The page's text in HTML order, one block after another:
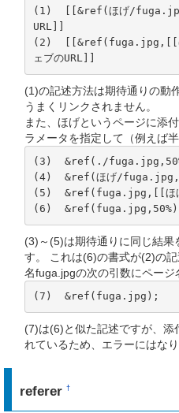
(1)  [[&ref(ほげ/
URL]]
(2)  [[&ref(fuga.jpg,[[
ェブのURL]]
(1)の記述方法は期待通りの動
うまくリンクされません。
また、ほげというページに添
ラメータを指定して（例えば
(3)  &ref(./
(4)  &ref(ほげ/
(5)  &ref(fuga.jpg,[[ほ
(6)
(3)～(5)は期待通りに同じ結果
す。 これは(6)の書式が(2)の
名fuga.jpgの次の引数にページ
(7)  &ref(fuga.jpg);
(7)は(6)と似た記述ですが、添
れているため、エラーにはなり
referer†